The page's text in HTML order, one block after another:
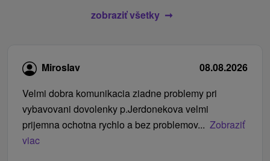
zobraziť všetky
Miroslav
08.08.2026
Velmi dobra komunikacia ziadne problemy pri
vybavovani dovolenky p.Jerdonekova velmi
prijemna ochotna rychlo a bez problemov... Zobraziť
viac